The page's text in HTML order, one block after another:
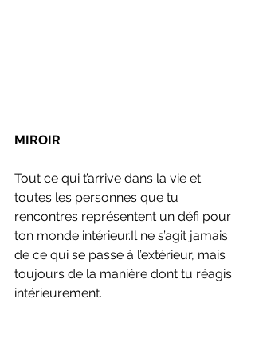
MIROIR
Tout ce qui t’arrive dans la vie et
toutes les personnes que tu
rencontres représentent un défi pour
ton monde intérieur.Il ne s’agit jamais
de ce qui se passe à l’extérieur, mais
toujours de la manière dont tu réagis
intérieurement.